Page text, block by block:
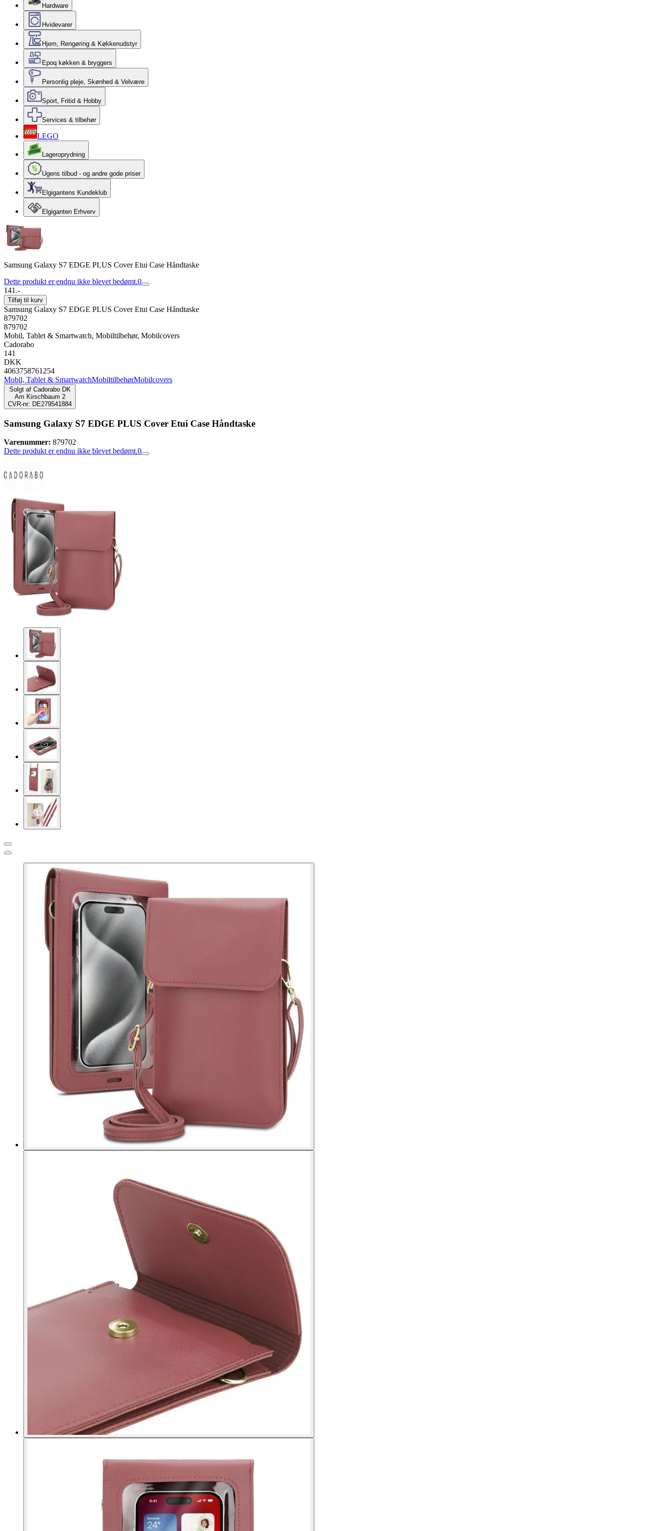
Hardware
Hvidevarer
Hjem, Rengøring & Køkkenudstyr
Epoq køkken & bryggers
Personlig pleje, Skønhed & Velvære
Sport, Fritid & Hobby
Services & tilbehør
LEGO
Lageroprydning
Ugens tilbud - og andre gode priser
Elgigantens Kundeklub
Elgiganten Erhverv
Samsung Galaxy S7 EDGE PLUS Cover Etui Case Håndtaske
Dette produkt er endnu ikke blevet bedømt.0
141.-
Tilføj til kurv
Samsung Galaxy S7 EDGE PLUS Cover Etui Case Håndtaske
879702
879702
Mobil, Tablet & Smartwatch, Mobiltilbehør, Mobilcovers
Cadorabo
141
DKK
4063758761254
Mobil, Tablet & SmartwatchMobiltilbehørMobilcovers
Solgt af Cadorabo DK
Am Kirschbaum 2
CVR-nr: DE279541884
Samsung Galaxy S7 EDGE PLUS Cover Etui Case Håndtaske
Varenummer: 879702
Dette produkt er endnu ikke blevet bedømt.0